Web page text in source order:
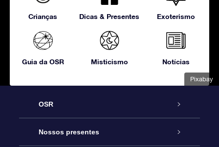
Pixabay
Crianças Dicas & Presentes Exoterismo
Guia da OSR Misticismo Notícias
OSR
Serviço
Nossos presentes